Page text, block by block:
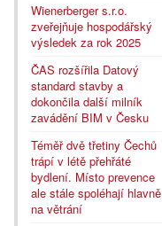
Wienerberger s.r.o.
zveřejňuje hospodářský
výsledek za rok 2025
ČAS rozšířila Datový
standard stavby a
dokončila další milník
zavádění BIM v Česku
Téměř dvě třetiny Čechů
trápí v létě přehřáté
bydlení. Místo prevence
ale stále spoléhají hlavně
na větrání